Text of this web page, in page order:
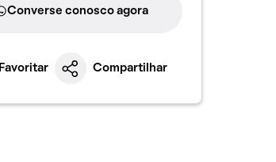
Converse conosco agora
Favoritar Compartilhar